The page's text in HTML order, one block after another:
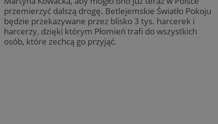
przemierzyć dalszą drogę. Betlejemskie Światło Pokoju
będzie przekazywane przez blisko 3 tys. harcerek i
harcerzy, dzięki którym Płomień trafi do wszystkich
osób, które zechcą go przyjąć.